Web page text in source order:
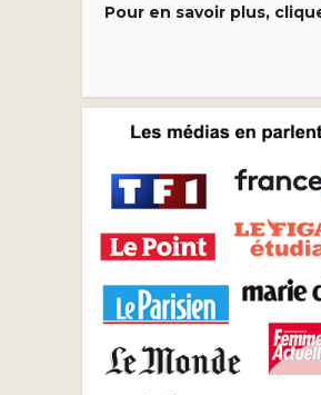
Pour en savoir plus,